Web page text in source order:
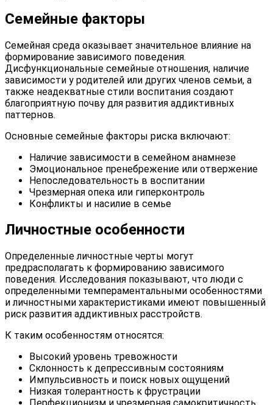
Семейные факторы
Семейная среда оказывает значительное влияние на
формирование зависимого поведения.
Дисфункциональные семейные отношения, наличие
зависимости у родителей или других членов семьи, а
также неадекватные стили воспитания создают
благоприятную почву для развития аддиктивных
паттернов.
Основные семейные факторы риска включают:
Наличие зависимости в семейном анамнезе
Эмоциональное пренебрежение или отвержение
Непоследовательность в воспитании
Чрезмерная опека или гиперконтроль
Конфликты и насилие в семье
Личностные особенности
Определенные личностные черты могут
предрасполагать к формированию зависимого
поведения. Исследования показывают, что люди с
определенными темпераментальными особенностями
и личностными характеристиками имеют повышенный
риск развития аддиктивных расстройств.
К таким особенностям относятся:
Высокий уровень тревожности
Склонность к депрессивным состояниям
Импульсивность и поиск новых ощущений
Низкая толерантность к фрустрации